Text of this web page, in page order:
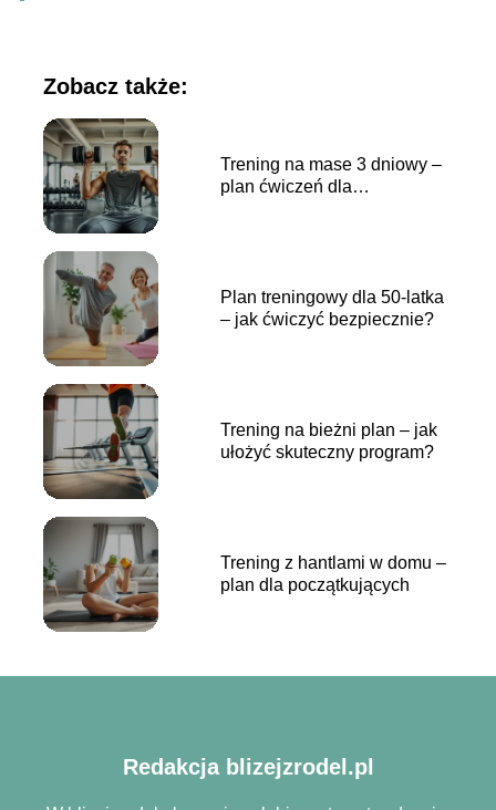
Zobacz także:
Trening na mase 3 dniowy –
plan ćwiczeń dla
Plan treningowy dla 50-latka
– jak ćwiczyć bezpiecznie?
Trening na bieżni plan – jak
ułożyć skuteczny program?
Trening z hantlami w domu –
plan dla początkujących
Redakcja blizejzrodel.pl